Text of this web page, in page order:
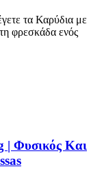
τα Καρύδια με
φρεσκάδα ενός
| Φυσικός Και